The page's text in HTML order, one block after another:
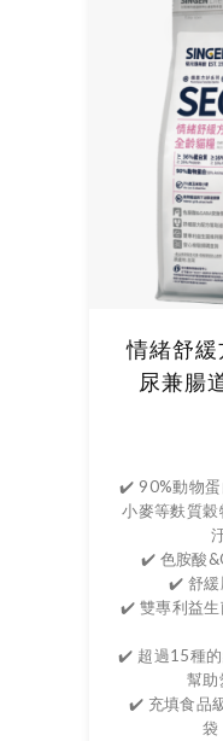
情緒舒
尿兼腸
✔️ 90%動物蛋
小麥等麩質
✔️ 色胺酸
✔️ 舒緩
✔️ 雙專利益生
✔️ 超過15種的
幫助
✔️ 充填食品
袋